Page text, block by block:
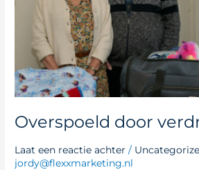
Overspoeld door
Laat een reactie achter /
jordy@flexxmarketing.nl